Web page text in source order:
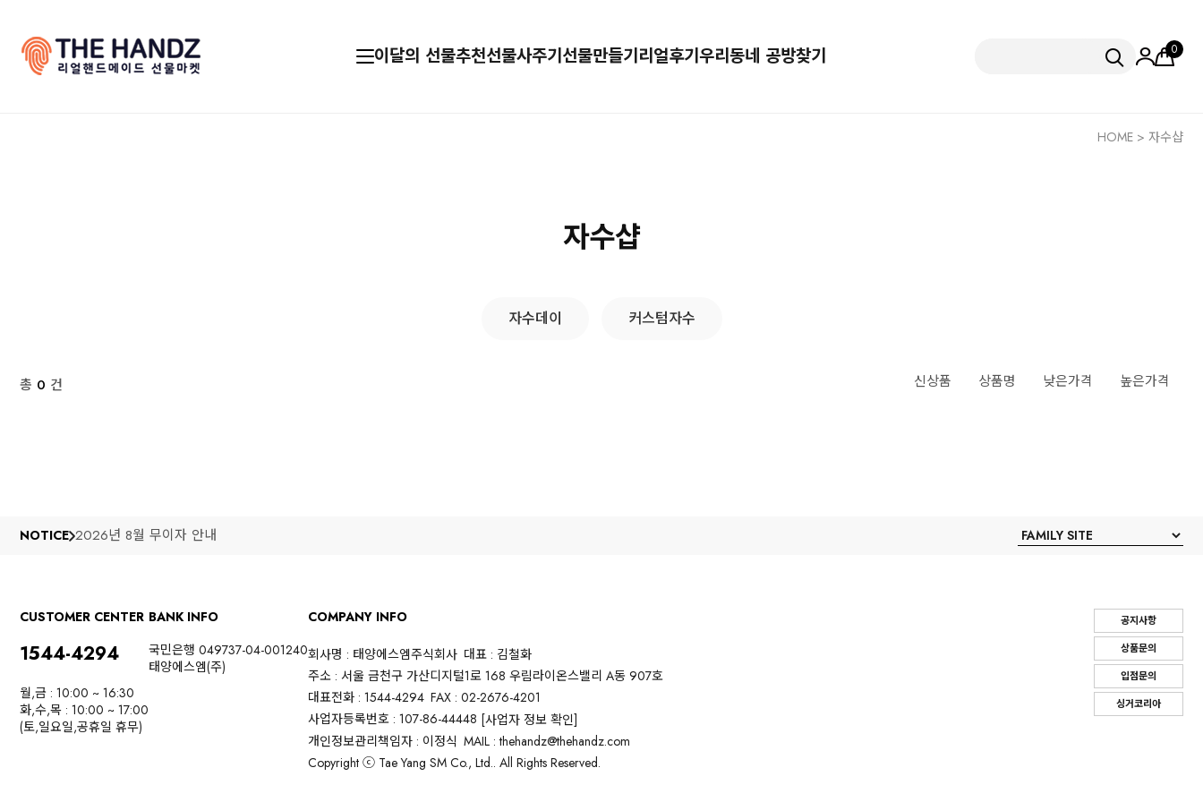
이달의 선물추천선물사주기 선물만들기 리얼후기 우리동네 공방찾기 0
HOME > 자수샵
자수샵
자수데이 커스텀자수
총 0 건 신상품 상품명 낮은가격 높은가격
NOTICE 2026년 8월 무이자 안내
CUSTOMER CENTER
1544-4294
월,금 : 10:00 ~ 16:30
화,수,목 : 10:00 ~ 17:00
(토,일요일,공휴일 휴무)
BANK INFO
국민은행 049737-04-001240
태양에스엠(주)
COMPANY INFO
회사명 : 태양에스엠주식회사 대표 : 김철화
주소 : 서울 금천구 가산디지털1로 168 우림라이온스밸리 A동 907호
대표전화 : 1544-4294 FAX : 02-2676-4201
사업자등록번호 : 107-86-44448 [사업자 정보 확인]
개인정보관리책임자 : 이정식 MAIL : thehandz@thehandz.com
Copyright ⓒ Tae Yang SM Co., Ltd.. All Rights Reserved.
공지사항
상품문의
입점문의
싱거코리아